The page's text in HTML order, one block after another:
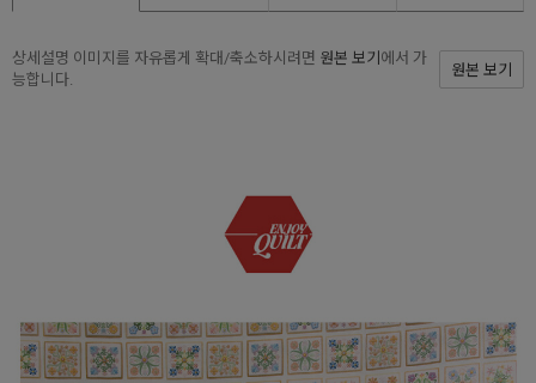
상세설명 이미지를 자유롭게 확대/축소하시려면 원본 보기 에서 가
능합니다.
원본 보기